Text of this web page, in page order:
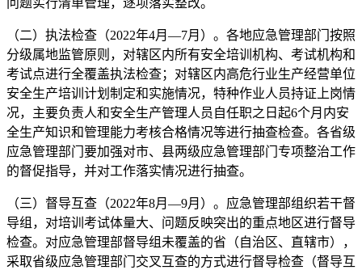
问题实行清单管理，逐项落实整改。
（二）执法检查（2022年4月—7月）。各地应急管理部门按照
分级属地监管原则，对辖区内所有安全培训机构、考试机构和
考试点进行全覆盖执法检查；对辖区内高危行业生产经营单位
安全生产培训计划制定和实施情况，特种作业人员持证上岗情
况，主要负责人和安全生产管理人员自任职之日起6个月内安
全生产知识和管理能力考核合格情况等进行抽查检查。各省级
应急管理部门要加强对市、县两级应急管理部门专项整治工作
的督促指导，并对工作落实情况进行抽查。
（三）督导互查（2022年8月—9月）。应急管理部组织若干督
导组，对培训考试体量大、问题反映突出的重点地区进行督导
检查。对应急管理部督导组未覆盖的省（自治区、直辖市），
采取省级应急管理部门交叉互查的方式进行督导检查（督导互